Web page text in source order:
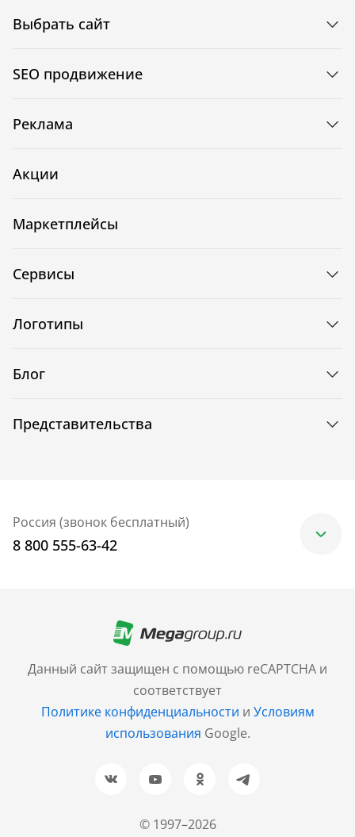
© 1997–2026
Данный сайт защищен с помощью reCAPTCHA и
соответствует
Политике конфиденциальности и Условиям
использования Google.
Выбрать сайт
SEO продвижение
Реклама
Акции
Маркетплейсы
Сервисы
Логотипы
Блог
Представительства
Россия (звонок бесплатный)
8 800 555-63-42
+7 (499) 705-30-10
Санкт-Петербург
+7 (812) 600-77-33
Барнаул
+7 (961) 999-93-93
Новосибирск